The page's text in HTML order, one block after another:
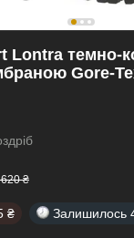
Lontra темно-
Gore-
₴
₴ Залишилось